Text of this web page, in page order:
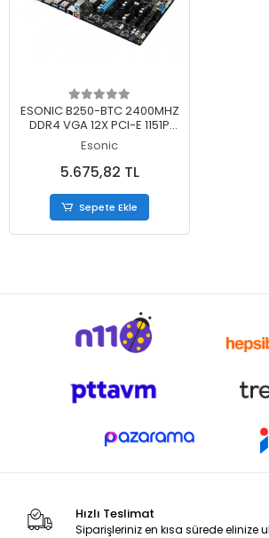
Sepete Ekle
ESONIC B250-BTC 2400MHZ
DDR4 VGA 12X PCI-E 1151P
6.NESİL CPU DESTEKLER (BULK
- KUTUSUZ )
Esonic
5.675,82 TL
Sepete Ekle
Hızlı Teslimat
Siparişleriniz en kısa sürede elinize